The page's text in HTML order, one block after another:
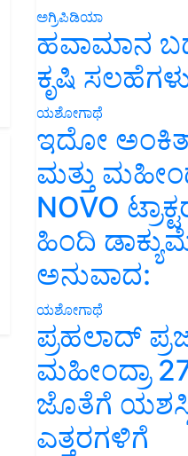
ಅಗ್ರಿಪಿಡಿಯಾ
ಹವಾಮಾನ
ಕೃಷಿ
ಯಶೋಗಾಥೆ
ಇದೋ
ಮತ್ತು
NOVO
ಹಿಂದಿ
ಅನುವಾದ:
ಯಶೋಗಾಥೆ
ಪ್ರಹಲಾದ್
ಮಹೀಂದ್ರಾ
ಜೊತೆಗೆ
ಎತ್ತರಗಳಿಗೆ